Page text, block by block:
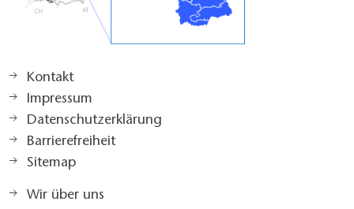
Kontakt
Impressum
Datenschutzerklärung
Barrierefreiheit
Sitemap
Wir über uns